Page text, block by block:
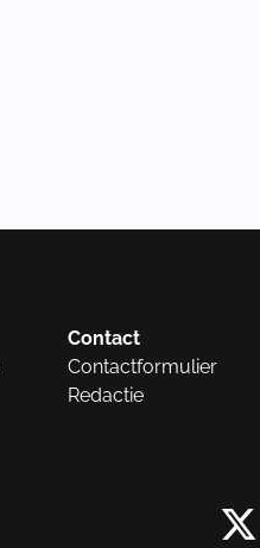
Contact
Contactformulier
Redactie